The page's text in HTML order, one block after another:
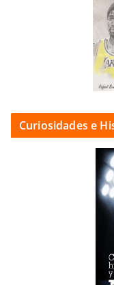
Curiosidades e